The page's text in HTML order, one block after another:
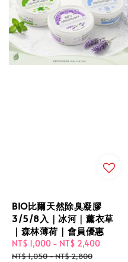
BIO比爾天然除臭凝膠
3/5/8入｜冰河｜薰衣草
｜森林薄荷｜會員優惠
Sale
price
NT$ 1,000 - NT$ 2,400
NT$ 1,050-NT$ 2,800